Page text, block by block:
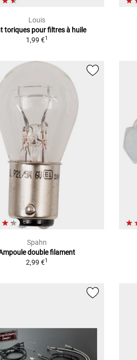
Louis
toriques pour filtres à huile
1,99 €1
Spahn
double filament
2,99 €1